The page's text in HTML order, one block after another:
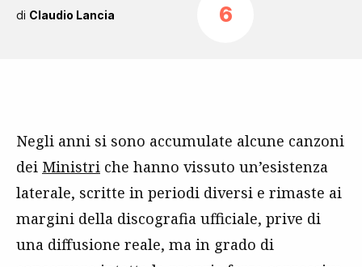
di Claudio Lancia 6
Negli anni si sono accumulate alcune canzoni
dei Ministri che hanno vissuto un’esistenza
laterale, scritte in periodi diversi e rimaste ai
margini della discografia ufficiale, prive di
una diffusione reale, ma in grado di